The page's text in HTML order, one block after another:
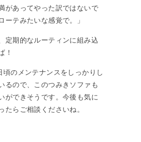
があってやった訳ではないで
ーテみたいな感覚で。」
定期的なルーティンに組み込
！
頃のメンテナンスをしっかりし
るので、このつみきソファも
ができそうです。今後も気に
たらご相談くださいね。